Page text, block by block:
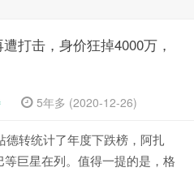
打击，身价狂掉4000万，
5年多 (2020-12-26)
德转统计了年度下跌榜，阿扎
巨星在列。值得一提的是，格